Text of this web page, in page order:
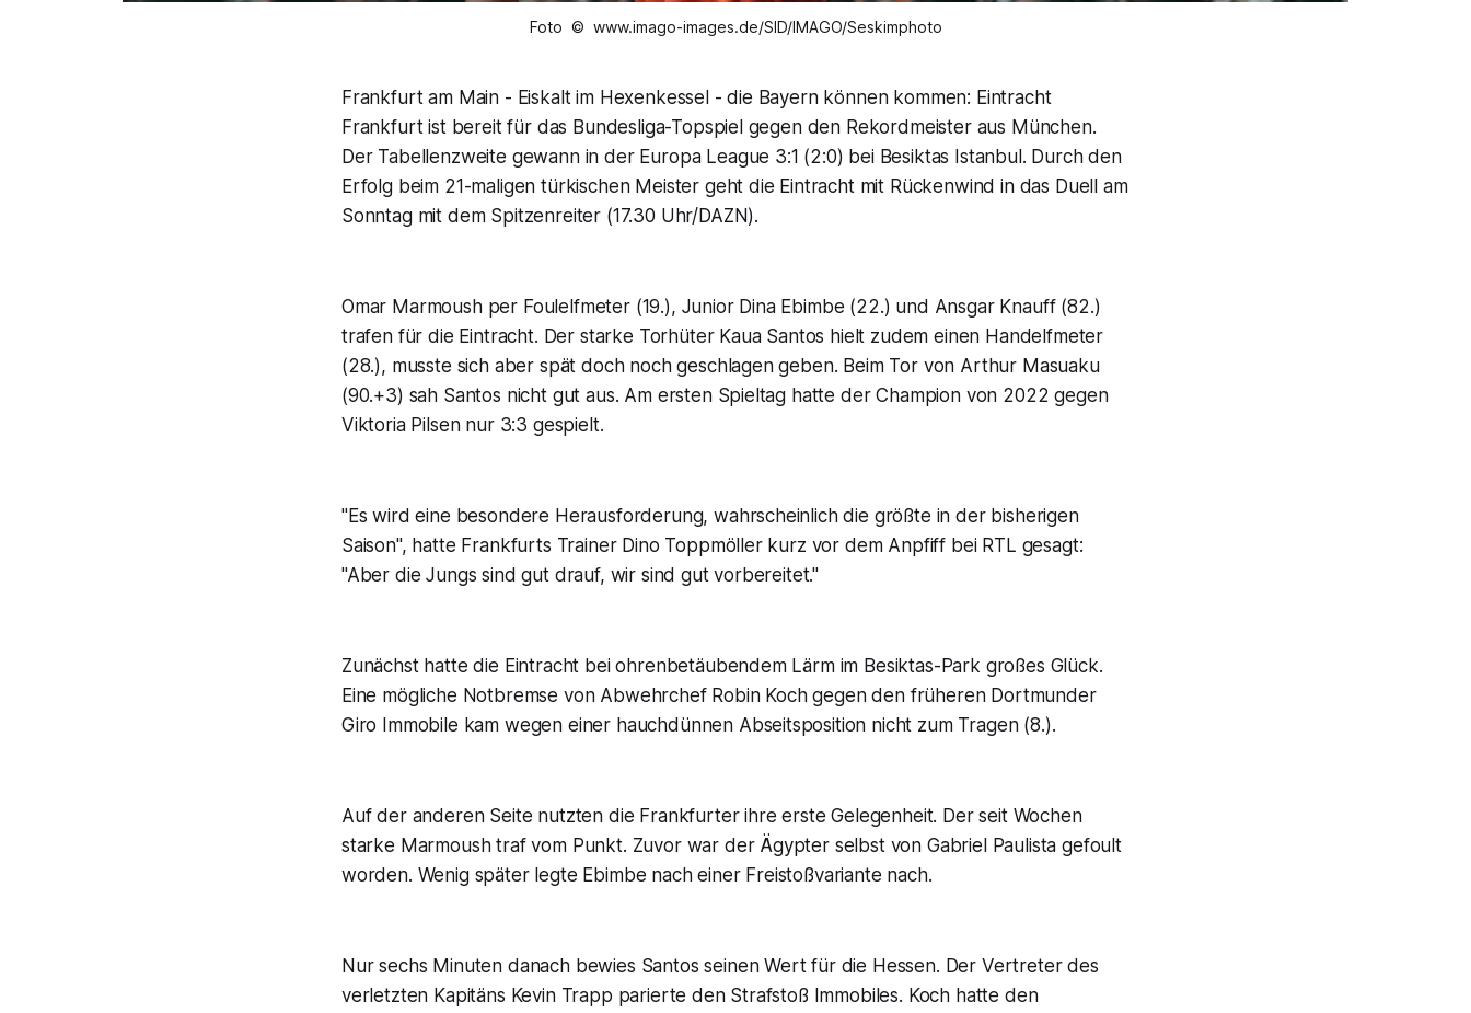
Foto © www.imago-images.de/SID/IMAGO/Seskimphoto
Frankfurt am Main - Eiskalt im Hexenkessel - die Bayern können kommen: Eintracht
Frankfurt ist bereit für das Bundesliga-Topspiel gegen den Rekordmeister aus München.
Der Tabellenzweite gewann in der Europa League 3:1 (2:0) bei Besiktas Istanbul. Durch den
Erfolg beim 21-maligen türkischen Meister geht die Eintracht mit Rückenwind in das Duell am
Sonntag mit dem Spitzenreiter (17.30 Uhr/DAZN).
Omar Marmoush per Foulelfmeter (19.), Junior Dina Ebimbe (22.) und Ansgar Knauff (82.)
trafen für die Eintracht. Der starke Torhüter Kaua Santos hielt zudem einen Handelfmeter
(28.), musste sich aber spät doch noch geschlagen geben. Beim Tor von Arthur Masuaku
(90.+3) sah Santos nicht gut aus. Am ersten Spieltag hatte der Champion von 2022 gegen
Viktoria Pilsen nur 3:3 gespielt.
"Es wird eine besondere Herausforderung, wahrscheinlich die größte in der bisherigen
Saison", hatte Frankfurts Trainer Dino Toppmöller kurz vor dem Anpfiff bei RTL gesagt:
"Aber die Jungs sind gut drauf, wir sind gut vorbereitet."
Zunächst hatte die Eintracht bei ohrenbetäubendem Lärm im Besiktas-Park großes Glück.
Eine mögliche Notbremse von Abwehrchef Robin Koch gegen den früheren Dortmunder
Giro Immobile kam wegen einer hauchdünnen Abseitsposition nicht zum Tragen (8.).
Auf der anderen Seite nutzten die Frankfurter ihre erste Gelegenheit. Der seit Wochen
starke Marmoush traf vom Punkt. Zuvor war der Ägypter selbst von Gabriel Paulista gefoult
worden. Wenig später legte Ebimbe nach einer Freistoßvariante nach.
Nur sechs Minuten danach bewies Santos seinen Wert für die Hessen. Der Vertreter des
verletzten Kapitäns Kevin Trapp parierte den Strafstoß Immobiles. Koch hatte den